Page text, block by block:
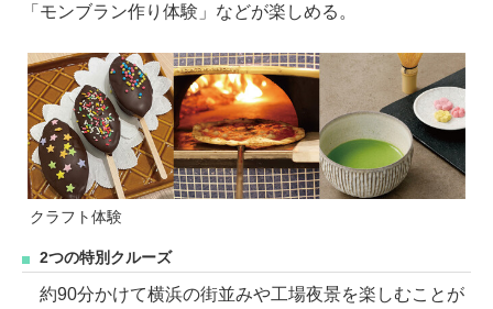
「モンブラン作り体験」などが楽しめる。
クラフト体験
2つの特別クルーズ
約90分かけて横浜の街並みや工場夜景を楽しむことが